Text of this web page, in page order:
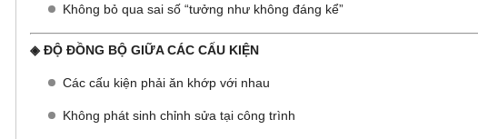
Không bỏ qua sai số “tưởng như không đáng kể”
◈ ĐỘ ĐỒNG BỘ GIỮA CÁC CẤU KIỆN
Các cấu kiện phải ăn khớp với nhau
Không phát sinh chỉnh sửa tại công trình